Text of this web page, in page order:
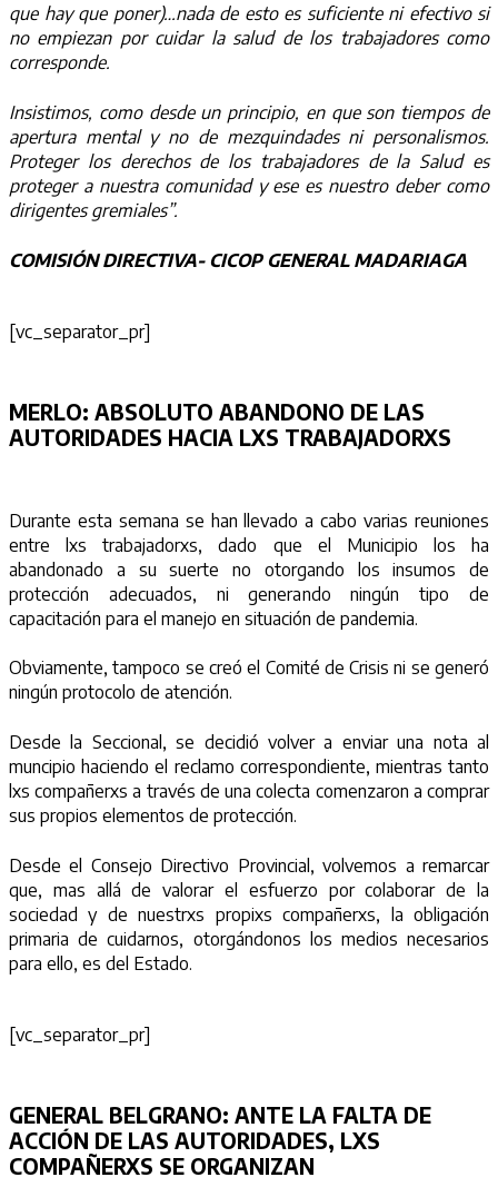
que hay que poner)…nada de esto es suficiente ni efectivo si
no empiezan por cuidar la salud de los trabajadores como
corresponde.
Insistimos, como desde un principio, en que son tiempos de
apertura mental y no de mezquindades ni personalismos.
Proteger los derechos de los trabajadores de la Salud es
proteger a nuestra comunidad y ese es nuestro deber como
dirigentes gremiales”.
COMISIÓN DIRECTIVA- CICOP GENERAL MADARIAGA
[vc_separator_pr]
MERLO: ABSOLUTO ABANDONO DE LAS
AUTORIDADES HACIA LXS TRABAJADORXS
Durante esta semana se han llevado a cabo varias reuniones
entre lxs trabajadorxs, dado que el Municipio los ha
abandonado a su suerte no otorgando los insumos de
protección adecuados, ni generando ningún tipo de
capacitación para el manejo en situación de pandemia.
Obviamente, tampoco se creó el Comité de Crisis ni se generó
ningún protocolo de atención.
Desde la Seccional, se decidió volver a enviar una nota al
muncipio haciendo el reclamo correspondiente, mientras tanto
lxs compañerxs a través de una colecta comenzaron a comprar
sus propios elementos de protección.
Desde el Consejo Directivo Provincial, volvemos a remarcar
que, mas allá de valorar el esfuerzo por colaborar de la
sociedad y de nuestrxs propixs compañerxs, la obligación
primaria de cuidarnos, otorgándonos los medios necesarios
para ello, es del Estado.
[vc_separator_pr]
GENERAL BELGRANO: ANTE LA FALTA DE
ACCIÓN DE LAS AUTORIDADES, LXS
COMPAÑERXS SE ORGANIZAN